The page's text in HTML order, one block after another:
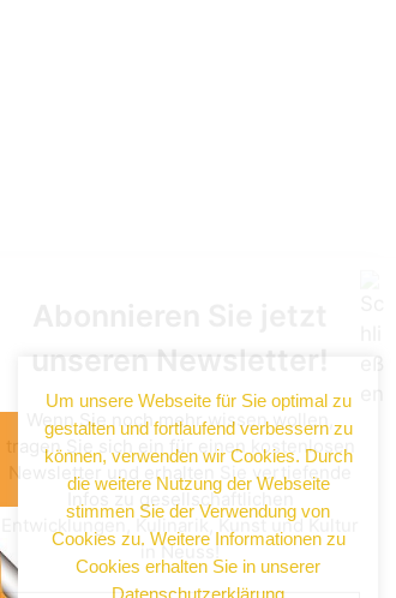
in Neuss!
Um unsere Webseite für Sie optimal zu
gestalten und fortlaufend verbessern zu
können, verwenden wir Cookies. Durch
die weitere Nutzung der Webseite
stimmen Sie der Verwendung von
Cookies zu. Weitere Informationen zu
Cookies erhalten Sie in unserer
Datenschutzerklärung